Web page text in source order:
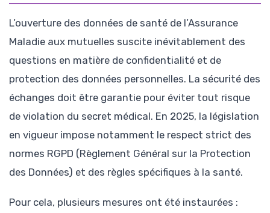
L’ouverture des données de santé de l’Assurance
Maladie aux mutuelles suscite inévitablement des
questions en matière de confidentialité et de
protection des données personnelles. La sécurité des
échanges doit être garantie pour éviter tout risque
de violation du secret médical. En 2025, la législation
en vigueur impose notamment le respect strict des
normes RGPD (Règlement Général sur la Protection
des Données) et des règles spécifiques à la santé.
Pour cela, plusieurs mesures ont été instaurées :